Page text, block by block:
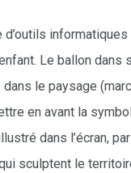
informatiques
Le ballon dans
le paysage
en avant la
dans l’écran,
sculptent le